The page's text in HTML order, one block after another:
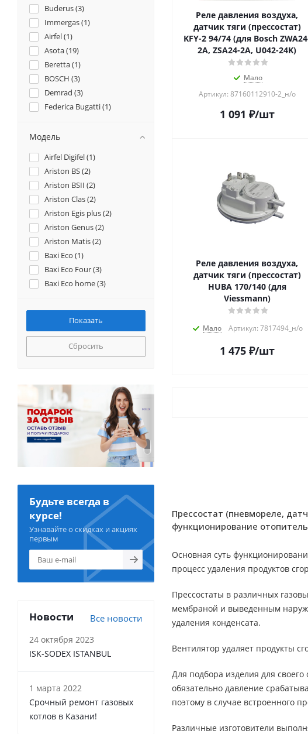
Реле давления воздуха,
датчик тяги (прессостат)
KFY-2 94/74 (для Bosch
2A, ZSA24-2A, U042-24K)
Мало
Артикул: 87160112910-2_н/о
1 091 ₽/шт
Реле давления воздуха,
датчик тяги (прессостат)
HUBA 170/140 (для
Viessmann)
Мало Артикул: 7817494_н/о
1 475₽/шт
Прессостат (пневмореле,
функционирование
Основная суть
процесс удаления продуктов
Прессостаты в различных
мембраной и выведенным
удаления конденсата.
Вентилятор удаляет продукты
Для подбора изделия для своего
обязательно давление
поэтому в случае встроенного
Различные изготовители
Buderus (3)
Immergas (1)
Airfel (1)
Asota (19)
Beretta (1)
BOSCH (3)
Demrad (3)
Federica Bugatti (1)
Kentatsu (
Protherm (6)
Vaillant (3)
Viessmann ( 2)
Модель
Airfel Digifel (1)
Ariston BS (2)
Ariston BSII (2)
Ariston Clas (2)
Ariston Egis plus (2)
Ariston Genus (2)
Ariston Matis (2)
Baxi Eco (1)
Baxi Eco Four (3)
Baxi Eco home (3)
Baxi Eco-3 compact (2)
Baxi Eco-4s (3)
Baxi Fourtech (3)
Baxi Luna (
Baxi Main (
Baxi Main digit (
Baxi Main four (
)
Baxi Nuvola-3 ( 2)
Baxi Nuvola-3 comfort (3)
Baxi Slim Fi (1)
Beretta Mynute ( 1)
Beretta Smart (1
Bosch GAZ 7000 ZWC24 (
Bosch WBN6000-12 (1)
Bosch ZSA24-2A (
Bosch ZWA24-2A (2)
(1)
Buderus Logamax U072-18
Demrad Aden (
Demrad Kalisto Bitermik (
Demrad Solaris (
Demrad Tayros ( 2)
Federica Bugatti Atmo (
Сбросить
Будьте всегда в
курсе!
Узнавайте о скидках и акциях
первым
Новости Все новости
24 октября 2023
ISK-SODEX ISTANBUL
1 марта 2022
Срочный ремонт газовых
котлов в Казани!